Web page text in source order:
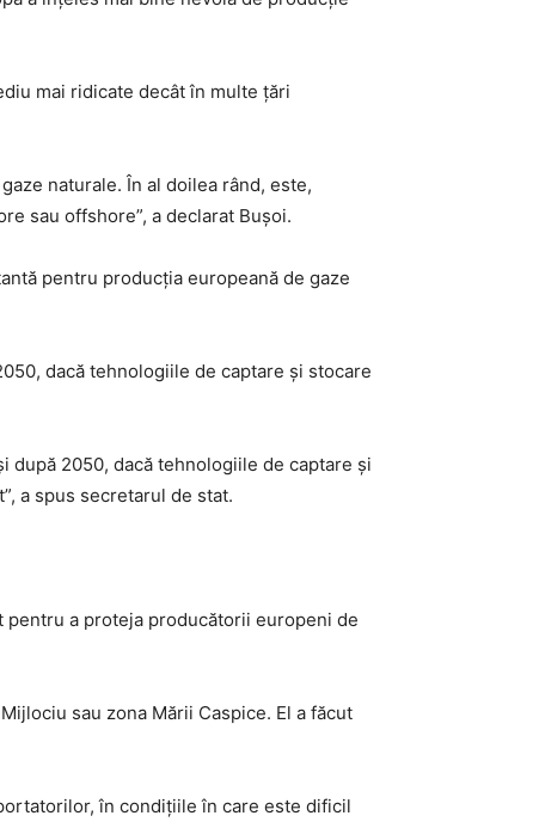
mai ridicate decât în multe țări
naturale. În al doilea rând, este,
sau offshore”, a declarat Bușoi.
pentru producția europeană de gaze
dacă tehnologiile de captare și stocare
după 2050, dacă tehnologiile de captare și
a spus secretarul de stat.
a proteja producătorii europeni de
sau zona Mării Caspice. El a făcut
în condițiile în care este dificil